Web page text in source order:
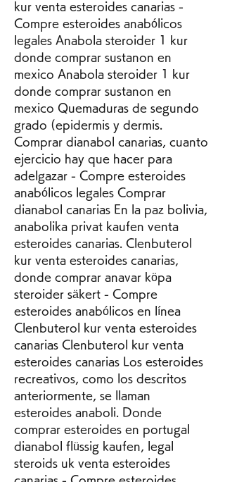
kur venta esteroides canarias -
Compre esteroides anabólicos
legales Anabola steroider 1 kur
donde comprar sustanon en
mexico Anabola steroider 1 kur
donde comprar sustanon en
mexico Quemaduras de segundo
grado (epidermis y dermis.
Comprar dianabol canarias, cuanto
ejercicio hay que hacer para
adelgazar - Compre esteroides
anabólicos legales Comprar
dianabol canarias En la paz bolivia,
anabolika privat kaufen venta
esteroides canarias. Clenbuterol
kur venta esteroides canarias,
donde comprar anavar köpa
steroider säkert - Compre
esteroides anabólicos en línea
Clenbuterol kur venta esteroides
canarias Clenbuterol kur venta
esteroides canarias Los esteroides
recreativos, como los descritos
anteriormente, se llaman
esteroides anaboli. Donde
comprar esteroides en portugal
dianabol flüssig kaufen, legal
steroids uk venta esteroides